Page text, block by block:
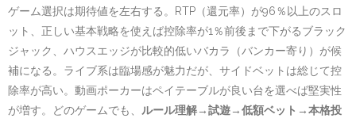
ゲーム選択は期待値を左右する。RTP（還元率）が96％以上のスロ
ット、正しい基本戦略を使えば控除率が1％前後まで下がるブラック
ジャック、ハウスエッジが比較的低いバカラ（バンカー寄り）が候
補になる。ライブ系は臨場感が魅力だが、サイドベットは総じて控
除率が高い。動画ポーカーはペイテーブルが良い台を選べば堅実性
が増す。どのゲームでも、 ルール理解→試遊→低額ベット→本格投